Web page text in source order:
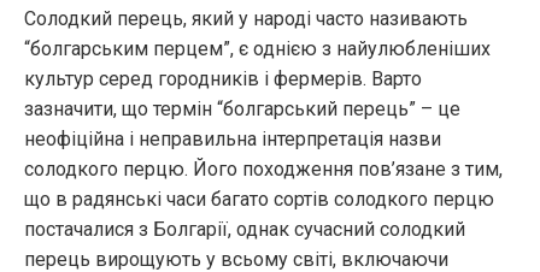
Солодкий перець, який у народі часто називають
“болгарським перцем”, є однією з найулюбленіших
культур серед городників і фермерів. Варто
зазначити, що термін “болгарський перець” – це
неофіційна і неправильна інтерпретація назви
солодкого перцю. Його походження пов’язане з тим,
що в радянські часи багато сортів солодкого перцю
постачалися з Болгарії, однак сучасний солодкий
перець вирощують у всьому світі, включаючи